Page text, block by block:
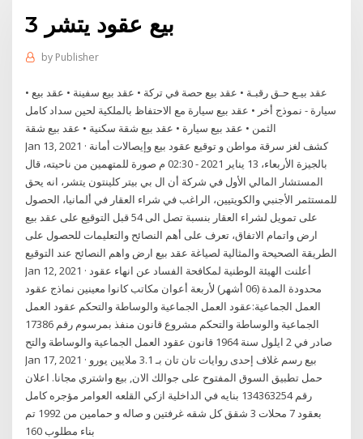
بيع عقود يتشر 3
by Publisher
• عقد بيـع حـق رقبـة • عقد بيع حصة في تركة • عقد بيع سفينة • عقد بيع
سيارة - نموذج أخر • عقد بيع سيارة مع الاحتفاظ بالملكية لحين سداد كامل
الثمن • عقد بيع سيارة • عقد بيع شقة سكنية • عقد بيع شقة
Jan 13, 2021 · كشف لغز سرقة مواطن و توقيع عقود بيع وإيصالات أمانة
بالجيزة الأربعاء، 13 يناير 2021 - 02:30 م صورة للمتهمين من ناحيته، قال
المستشار المالي الأول في شركة أن ال بي بيتر كلينتون يتشر، انه يحق
للمستثمر الأجنبي والكويتيين، الراغب في شراء العقار في ألمانيا، الحصول
على تمويل لشراء العقار بنسبة تصل الى 54 قبل التوقيع على عقد بيع
ارض واتمام الاتفاق، تعرف على أهم النصائح والتعليمات للحصول على
الطريقة الصحيحة والمثالية لصياغة عقد بيع ارض واهم النصائح عند التوقيع
Jan 12, 2021 · أعلنت الهيئة الوطنية لمكافحة الفساد عن انهاء عقود
محدودة المدة (06 أشهر) لأربعة أعوان مكاتب كانوا معينين نماذج عقود
العمل الجماعية:عقود العمل الجماعية والوساطة والتحكم عقود العمل
الجماعية والوساطة والتحكم مشروع قانون منفذ بمرسوم رقم 17386
صادر في 2 ايلول سنة 1964 قانون عقود العمل الجماعية والوساطة والتح
Jan 17, 2021 · بيع رسم غلاف إحدى روايات تان تان بـ 3.1 ملايين يورو
حمل تطبيق السوق المفتوح على جوالك الان, بيع واشتري مجانا. اعلان
رقم 134363254 بنايه في الداخلية ازكي القلعه العوامر مؤجره كامل
بعقود 7 محلات 3 شقق كل شقه غرفتين و صاله و حمامين من 1992 تم
بناء مطلوب 160